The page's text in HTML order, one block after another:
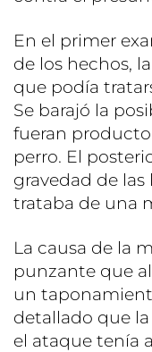
En el primer
de los hechos,
que podía
Se barajó la
fueran
perro. El
gravedad de
trataba de una
La causa de la
punzante que
un
detallado que
el ataque tenía